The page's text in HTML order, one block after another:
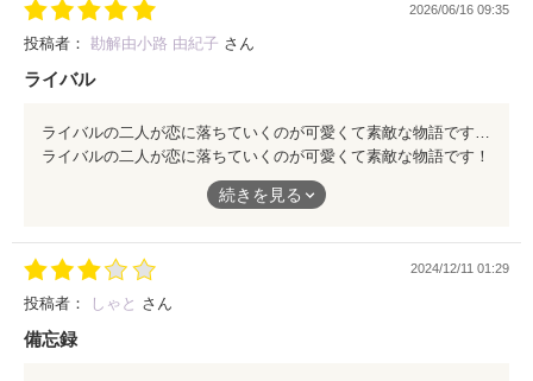
2026/06/16 09:35
投稿者： 勘解由小路 由紀子 さん
ライバル
ライバルの二人が恋に落ちていくのが可愛くて素敵な物語です！
読んでない方は是非一読してみてください！
続きを見る
2024/12/11 01:29
投稿者： しゃと さん
備忘録